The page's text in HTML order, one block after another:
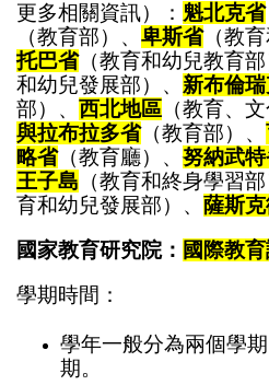
更多相關資訊）： 魁北克省
（教育部）、 卑斯省（教育
托巴省（教育和幼兒教育部
和幼兒發展部）、 新布倫
部）、 西北地區 （教育、
與拉布拉多省（教育部）、
略省（教育廳）、努納武
王子島 （教育和終身學習部
育和幼兒發展部）、 薩斯
國家教育研究院： 國際教
學期時間：
學年一般分為兩個學
期。